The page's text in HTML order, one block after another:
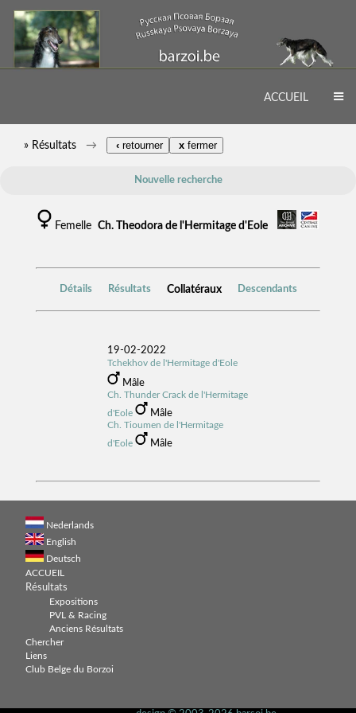
ACCUEIL
» Résultats ‹ retourner x fermer
Nouvelle recherche
Femelle Ch. Theodora de l'Hermitage d'Eole
Détails Résultats Collatéraux Descendants
19-02-2022
Tchekhov de l'Hermitage d'Eole
Mâle
Ch. Thunder Crack de l'Hermitage
d'Eole Mâle
Ch. Tioumen de l'Hermitage
d'Eole Mâle
Nederlands
English
Deutsch
ACCUEIL
Résultats
Expositions
PVL & Racing
Anciens Résultats
Chercher
Liens
Club Belge du Borzoi